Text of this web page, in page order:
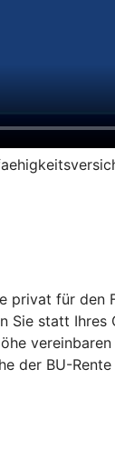
privat für den
Sie statt
der BU-Rente